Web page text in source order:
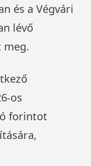
és a Végvári
lévő
meg.
os
forintot